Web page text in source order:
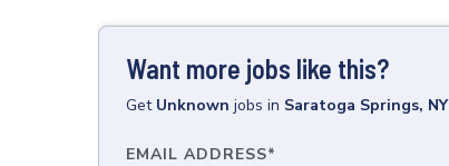
Want more jobs like this?
Get Unknown jobs in Saratoga Springs, NY
EMAIL ADDRESS*